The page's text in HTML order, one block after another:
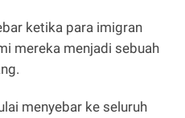
ketika para imigran
mereka menjadi sebuah
menyebar ke seluruh